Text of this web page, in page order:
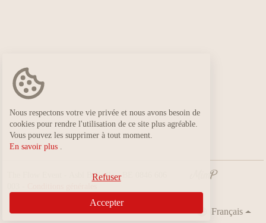
The Flow Event - Asbl Belle île - BE 0846 606
Français
Nous respectons votre vie privée et nous avons besoin de
cookies pour rendre l'utilisation de ce site plus agréable.
Vous pouvez les supprimer à tout moment.
En savoir plus .
Refuser
Accepter